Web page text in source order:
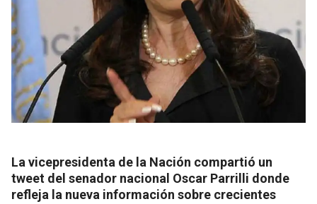
La vicepresidenta de la Nación compartió un
tweet del senador nacional Oscar Parrilli donde
refleja la nueva información sobre crecientes